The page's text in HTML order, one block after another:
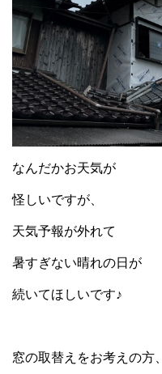
なんだかお天気が
怪しいですが、
天気予報が外れて
暑すぎない晴れの日が
続いてほしいです♪
窓の取替えをお考えの方、